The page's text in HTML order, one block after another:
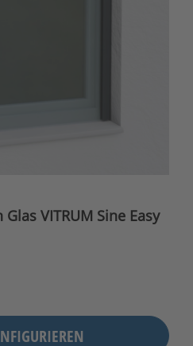
VITRUM Sine Easy